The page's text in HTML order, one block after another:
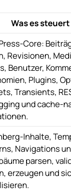
Was es steuert
Core:
Revisionen,
Benutzer,
Plugins,
Transients,
und cache-
Inhalte,
Navigations
parsen,
erzeugen und